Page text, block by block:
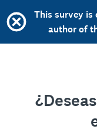
This survey is
author of